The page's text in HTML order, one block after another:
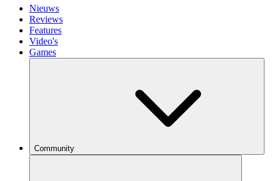
Nieuws
Reviews
Features
Video's
Games
Community